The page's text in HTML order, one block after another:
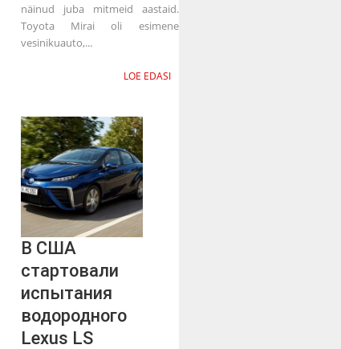
näinud juba mitmeid aastaid.
Toyota Mirai oli esimene
vesinikuauto,...
LOE EDASI
В США
стартовали
испытания
водородного
Lexus LS